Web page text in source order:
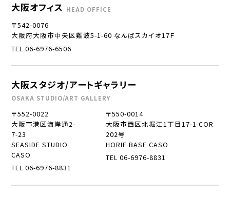
大阪オフィス HEAD OFFICE
〒542-0076
大阪府大阪市中央区難波5-1-60 なんばスカイオ17Ｆ
TEL 06-6976-6506
大阪スタジオ/アートギャラリー
OSAKA STUDIO/ART GALLERY
〒552-0022
大阪市港区海岸通2-
7-23
SEASIDE STUDIO
CASO
TEL 06-6976-8831
〒550-0014
大阪市西区北堀江1丁目17-1 COR
202号
HORIE BASE CASO
TEL 06-6976-8831